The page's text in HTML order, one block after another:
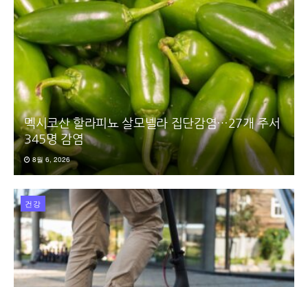
멕시코산 할라피뇨 살모넬라 집단감염…27개 주서
345명 감염
8월 6, 2026
건강